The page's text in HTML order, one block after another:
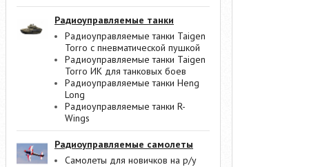
Радиоуправляемые танки
Радиоуправляемые танки Taigen
Torro с пневматической пушкой
Радиоуправляемые танки Taigen
Torro ИК для танковых боев
Радиоуправляемые танки Heng
Long
Радиоуправляемые танки R-
Wings
Радиоуправляемые самолеты
Самолеты для новичков на р/у